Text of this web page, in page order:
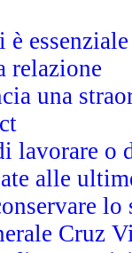
relazione
una
lavorare
alle
Cruz